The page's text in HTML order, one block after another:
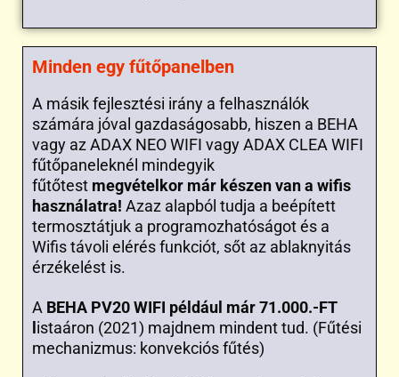
Minden egy fűtőpanelben
A másik fejlesztési irány a felhasználók
számára jóval gazdaságosabb, hiszen a BEHA
vagy az ADAX NEO WIFI vagy ADAX CLEA WIFI
fűtőpaneleknél mindegyik
fűtőtest megvételkor már készen van a wifis
használatra! Azaz alapból tudja a beépített
termosztátjuk a programozhatóságot és a
Wifis távoli elérés funkciót, sőt az ablaknyitás
érzékelést is.
A BEHA PV20 WIFI például már 71.000.-FT
istaáron (2021) majdnem mindent tud. (Fűtési
mechanizmus: konvekciós fűtés)